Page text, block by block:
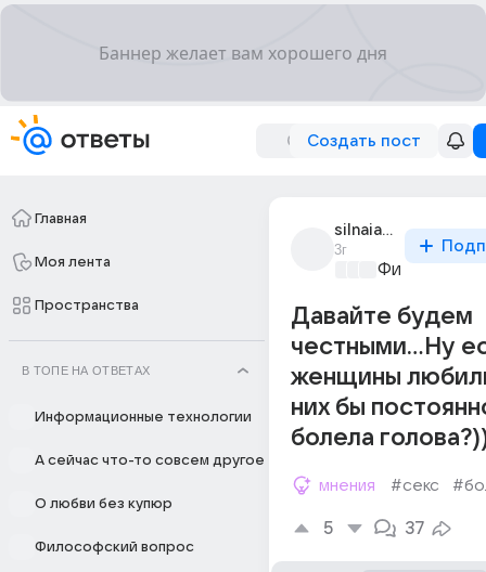
Создать пост
Главная
Моя лента
Пространства
В ТОПЕ НА ОТВЕТАХ
Информационные технологии
А сейчас что-то совсем другое
О любви без купюр
Философский вопрос
silnaia234
3г
Давайте будем
честными…Ну
женщины
них бы
болела
мнения #секс
5 37